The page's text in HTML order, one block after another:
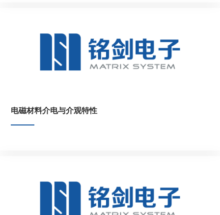
电磁材料介电与介观特性